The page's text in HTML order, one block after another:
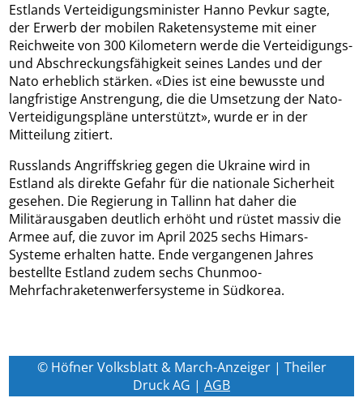
Estlands Verteidigungsminister Hanno Pevkur sagte,
der Erwerb der mobilen Raketensysteme mit einer
Reichweite von 300 Kilometern werde die Verteidigungs-
und Abschreckungsfähigkeit seines Landes und der
Nato erheblich stärken. «Dies ist eine bewusste und
langfristige Anstrengung, die die Umsetzung der Nato-
Verteidigungspläne unterstützt», wurde er in der
Mitteilung zitiert.
Russlands Angriffskrieg gegen die Ukraine wird in
Estland als direkte Gefahr für die nationale Sicherheit
gesehen. Die Regierung in Tallinn hat daher die
Militärausgaben deutlich erhöht und rüstet massiv die
Armee auf, die zuvor im April 2025 sechs Himars-
Systeme erhalten hatte. Ende vergangenen Jahres
bestellte Estland zudem sechs Chunmoo-
Mehrfachraketenwerfersysteme in Südkorea.
© Höfner Volksblatt & March-Anzeiger | Theiler
Druck AG | AGB